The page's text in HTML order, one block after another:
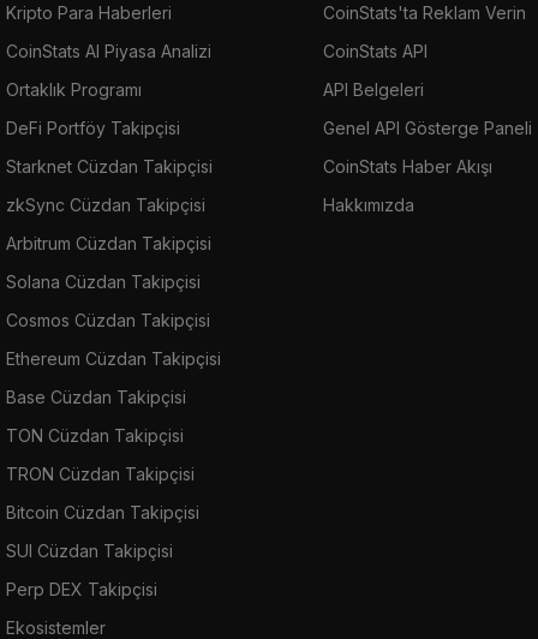
Kripto Para Haberleri
CoinStats AI Piyasa Analizi
Ortaklık Programı
DeFi Portföy Takipçisi
Starknet Cüzdan Takipçisi
zkSync Cüzdan Takipçisi
Arbitrum Cüzdan Takipçisi
Solana Cüzdan Takipçisi
Cosmos Cüzdan Takipçisi
Ethereum Cüzdan Takipçisi
Base Cüzdan Takipçisi
TON Cüzdan Takipçisi
TRON Cüzdan Takipçisi
Bitcoin Cüzdan Takipçisi
SUI Cüzdan Takipçisi
Perp DEX Takipçisi
Ekosistemler
CoinStats'ta Reklam Verin
CoinStats API
API Belgeleri
Genel API Gösterge Paneli
CoinStats Haber Akışı
Hakkımızda